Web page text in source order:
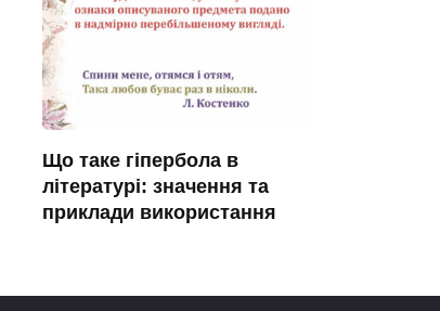
Що таке гіпербола в
літературі: значення та
приклади використання
0 138